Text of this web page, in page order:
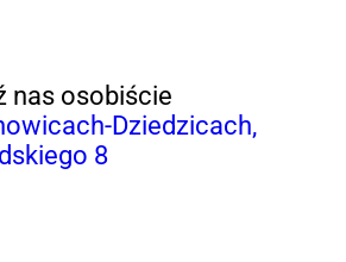
nas osobiście
Dziedzicach,
8